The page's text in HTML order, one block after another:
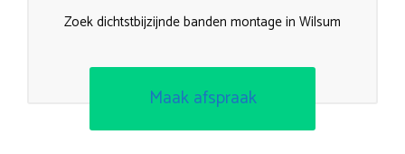
Zoek dichtstbijzijnde banden montage in Wilsum
Maak afspraak